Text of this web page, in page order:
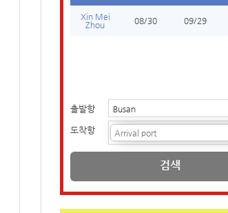
Xin Mei
Zhou
08/30 09/29
출발항
도착항
검색